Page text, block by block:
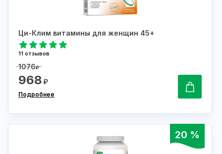
Ци-Клим витамины для женщин 45+
11 отзывов
1076₽
968₽
Подробнее
20 %